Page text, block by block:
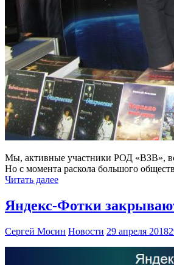
Мы, активные участники РОД «ВЗВ»,
Но с момента раскола большого
Читать далее
Яндекс-Фотки
Сергей Мосин Новости 29 апреля 2018